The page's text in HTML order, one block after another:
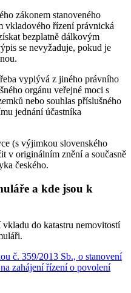
zákonem stanoveného
vkladového řízení právnická
bezplatně dálkovým
se nevyžaduje, pokud je
vyplývá z jiného právního
orgánu veřejné moci s
nebo souhlas příslušného
jednání účastníka
(s výjimkou slovenského
v originálním znění a současně
českého.
a kde jsou k
do katastru nemovitostí
č. 359/2013 Sb., o stanovení
zahájení řízení o povolení